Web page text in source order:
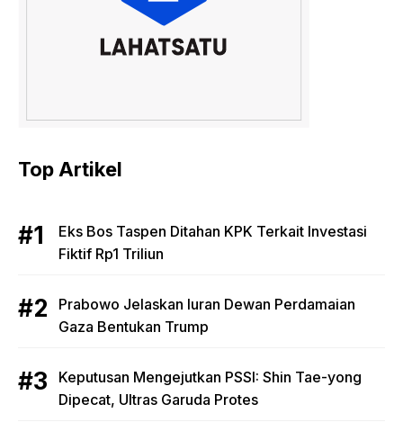
Top Artikel
Eks Bos Taspen Ditahan KPK Terkait Investasi
Fiktif Rp1 Triliun
Prabowo Jelaskan Iuran Dewan Perdamaian
Gaza Bentukan Trump
Keputusan Mengejutkan PSSI: Shin Tae-yong
Dipecat, Ultras Garuda Protes